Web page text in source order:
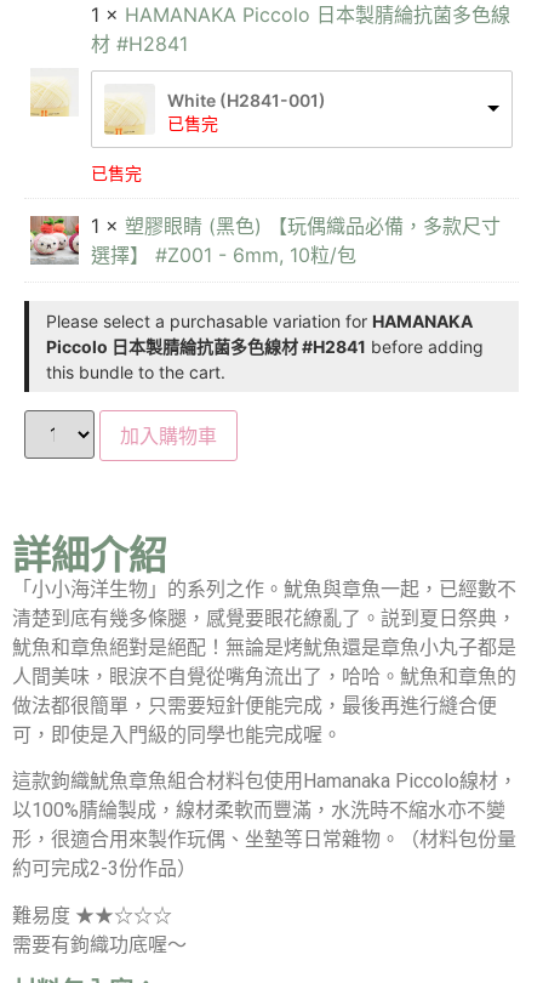
1 × HAMANAKA Piccolo 日本製腈綸抗菌多色線
材 #H2841
White (H2841-001)
已售完
已售完
1 × 塑膠眼睛 (黑色) 【玩偶織品必備，多款尺寸
選擇】 #Z001 - 6mm, 10粒/包
Please select a purchasable variation for HAMANAKA
Piccolo 日本製腈綸抗菌多色線材 #H2841 before adding
this bundle to the cart.
加入購物車
詳細介紹
「小小海洋生物」的系列之作。魷魚與章魚一起，已經數不
清楚到底有幾多條腿，感覺要眼花繚亂了。説到夏日祭典，
魷魚和章魚絕對是絕配！無論是烤魷魚還是章魚小丸子都是
人間美味，眼淚不自覺從嘴角流出了，哈哈。魷魚和章魚的
做法都很簡單，只需要短針便能完成，最後再進行縫合便
可，即使是入門級的同學也能完成喔。
這款鉤織魷魚章魚組合材料包使用Hamanaka Piccolo線材，
以100%腈綸製成，線材柔軟而豐滿，水洗時不縮水亦不變
形，很適合用來製作玩偶、坐墊等日常雜物。（材料包份量
約可完成2-3份作品）
難易度 ★★☆☆☆
需要有鉤織功底喔～